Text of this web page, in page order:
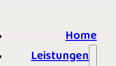
Home
Leistungen